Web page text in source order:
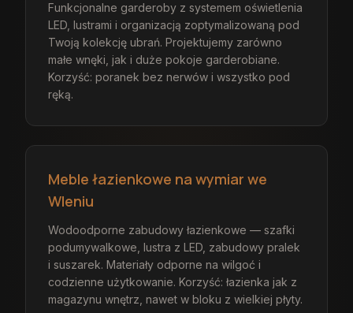
Funkcjonalne garderoby z systemem oświetlenia
LED, lustrami i organizacją zoptymalizowaną pod
Twoją kolekcję ubrań. Projektujemy zarówno
małe wnęki, jak i duże pokoje garderobiane.
Korzyść: poranek bez nerwów i wszystko pod
ręką.
Meble łazienkowe na wymiar we
Wleniu
Wodoodporne zabudowy łazienkowe — szafki
podumywalkowe, lustra z LED, zabudowy pralek
i suszarek. Materiały odporne na wilgoć i
codzienne użytkowanie. Korzyść: łazienka jak z
magazynu wnętrz, nawet w bloku z wielkiej płyty.